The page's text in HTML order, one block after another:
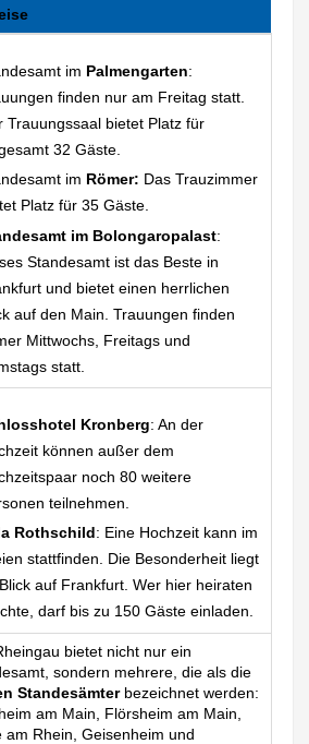
im Palmengarten:
finden nur am Freitag statt.
Trauungssaal bietet Platz für
32 Gäste.
im Römer: Das Trauzimmer
Platz für 35 Gäste.
im Bolongaropalast:
Standesamt ist das Beste in
und bietet einen herrlichen
auf den Main. Trauungen finden
Mittwochs, Freitags und
statt.
Kronberg: An der
können außer dem
noch 80 weitere
teilnehmen.
Rothschild: Eine Hochzeit kann im
stattfinden. Die Besonderheit liegt
auf Frankfurt. Wer hier heiraten
darf bis zu 150 Gäste einladen.
bietet nicht nur ein
sondern mehrere, die als die
Standesämter bezeichnet werden:
am Main, Flörsheim am Main,
am Rhein, Geisenheim und